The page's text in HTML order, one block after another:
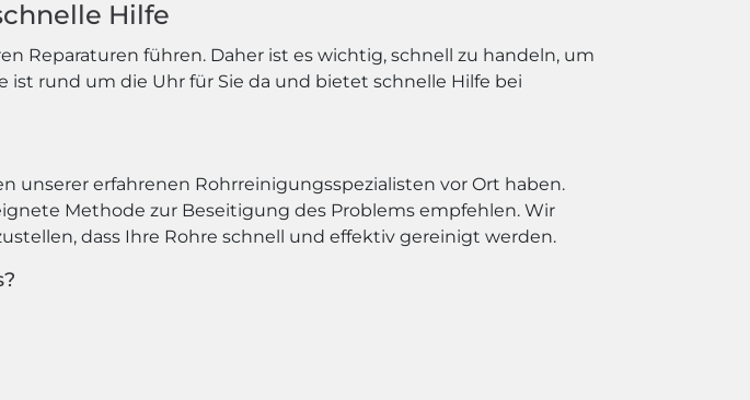
Hilfe
Reparaturen führen. Daher ist es wichtig, schnell zu handeln, um
rund um die Uhr für Sie da und bietet schnelle Hilfe bei
unserer erfahrenen Rohrreinigungsspezialisten vor Ort haben.
Methode zur Beseitigung des Problems empfehlen. Wir
dass Ihre Rohre schnell und effektiv gereinigt werden.